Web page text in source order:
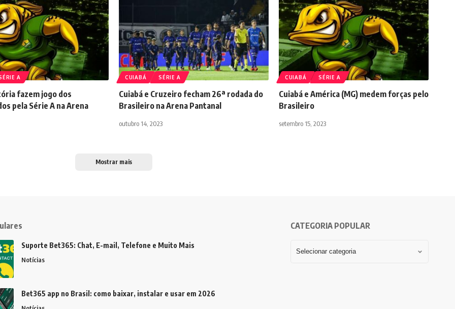
A
fazem jogo dos
pela Série A na Arena
CUIABÁ SÉRIE A
Cuiabá e Cruzeiro fecham 26ª rodada do
Brasileiro na Arena Pantanal
outubro 14, 2023
CUIABÁ SÉRIE A
Cuiabá e América (MG) medem forças pelo
Brasileiro
setembro 15, 2023
Mostrar mais
Suporte Bet365: Chat, E-mail, Telefone e Muito Mais
Notícias
Bet365 app no Brasil: como baixar, instalar e usar em 2026
CATEGORIA POPULAR